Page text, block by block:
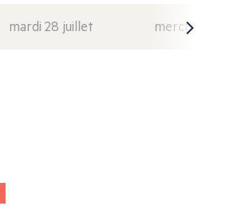
mardi 28 juillet mercredi 29